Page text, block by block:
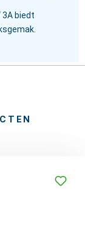
3A biedt